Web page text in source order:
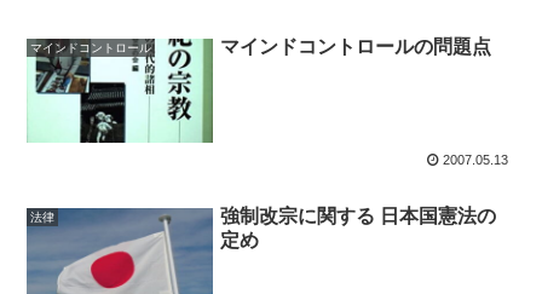
マインドコントロール マインドコントロールの問題点
2007.05.13
法律
強制改宗に関する 日本国憲法の
定め